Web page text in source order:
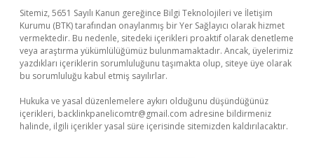
Sitemiz, 5651 Sayılı Kanun gereğince Bilgi Teknolojileri ve İletişim
Kurumu (BTK) tarafından onaylanmış bir Yer Sağlayıcı olarak hizmet
vermektedir. Bu nedenle, sitedeki içerikleri proaktif olarak denetleme
veya araştırma yükümlülüğümüz bulunmamaktadır. Ancak, üyelerimiz
yazdıkları içeriklerin sorumluluğunu taşımakta olup, siteye üye olarak
bu sorumluluğu kabul etmiş sayılırlar.
Hukuka ve yasal düzenlemelere aykırı olduğunu düşündüğünüz
içerikleri, backlinkpanelicomtr@gmail.com adresine bildirmeniz
halinde, ilgili içerikler yasal süre içerisinde sitemizden kaldırılacaktır.